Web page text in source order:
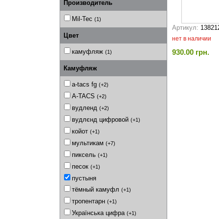
Производитель
Mil-Tec (1)
Цвет
камуфляж (1)
Камуфляж
a-tacs fg (+2)
A-TACS (+2)
вудленд (+2)
вудлєнд цифровой (+1)
койот (+1)
мультикам (+7)
пиксель (+1)
песок (+1)
пустыня
тёмный камуфл (+1)
тропентарн (+1)
Українська цифра (+1)
Артикул:
нет в наличии
930.00 грн.